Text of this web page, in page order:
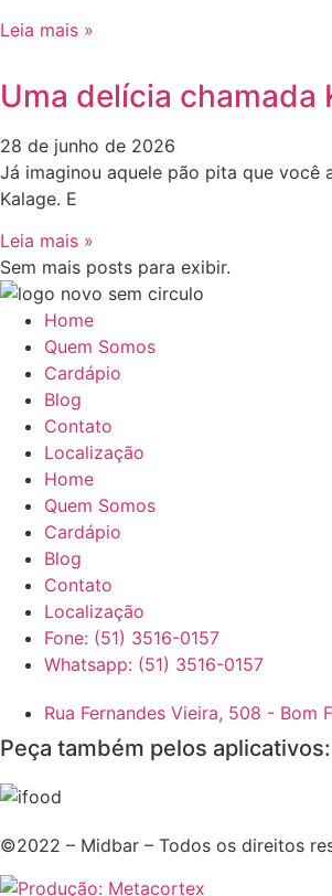
Leia mais »
Uma delícia chamada
28 de junho de 2026
Já imaginou aquele pão pita que você
Kalage. E
Leia mais »
Sem mais posts para exibir.
Home
Quem Somos
Cardápio
Blog
Contato
Localização
Home
Quem Somos
Cardápio
Blog
Contato
Localização
Fone: (51) 3516-0157
Whatsapp: (51) 3516-0157
Rua Fernandes Vieira, 508 -
Peça também pelos aplicativos:
©2022 – Midbar – Todos os direitos